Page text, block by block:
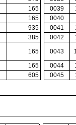
165 0039
165 0040
935 0041
385 0042
165 0043
165 0044
605 0045